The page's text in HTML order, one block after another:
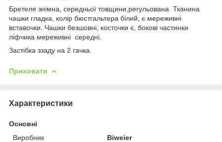
Бретеля знімна, середньої товщини,регульована. Тканина
чашки гладка, колір бюстгальтера білий, є мереживні
вставочки. Чашки безшовні, косточки є, бокові частинки
ліфчика мереживні середні.
Застібка ззаду на 2 гачка.
Приховати
Характеристики
Основні
Виробник
Biweier